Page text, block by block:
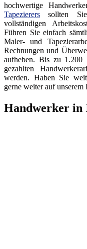
hochwertige
Tapezierers sollten
vollständigen
Führen Sie einfach
Maler- und
Rechnungen und
aufheben. Bis zu
gezahlten
werden. Haben Sie
gerne weiter auf unserem
Handwerker in